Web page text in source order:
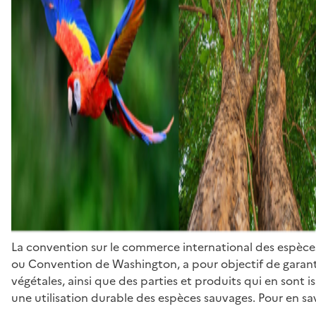
La convention sur le commerce international des
ou Convention de Washington, a pour objectif de
végétales, ainsi que des parties et produits qui en sont
une utilisation durable des espèces sauvages. Pour en